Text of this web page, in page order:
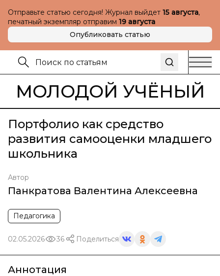
Отправьте статью сегодня! Журнал выйдет 15 августа,
печатный экземпляр отправим 19 августа
Опубликовать статью
МОЛОДОЙ УЧЁНЫЙ
Портфолио как средство
развития самооценки младшего
школьника
Автор
Панкратова Валентина Алексеевна
Педагогика
02.05.2026 36 Поделиться
Аннотация